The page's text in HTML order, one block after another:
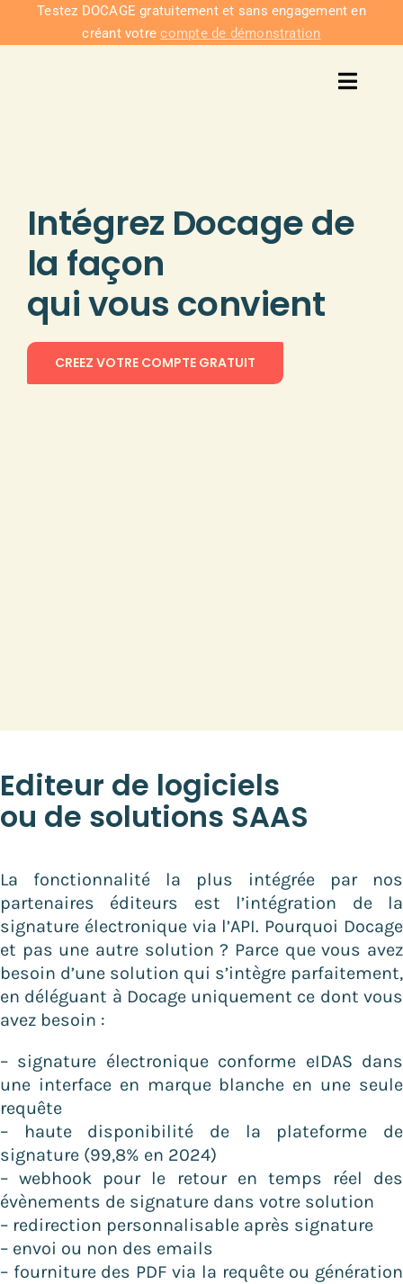
PasserTestez DOCAGE gratuitement et sans engagement en
créant votrecompte de démonstration
Intégrez Docage de
la façon
quivous convient
CREEZ VOTRE COMPTE GRATUIT
Editeur de logiciels
ou de solutions SAAS
La fonctionnalité la plus intégrée par nos
partenaires éditeurs est l’intégration de la
signature électronique via l’API. Pourquoi Docage
et pas une autre solution ? Parce que vous avez
besoin d’une solution qui s’intègre parfaitement,
en déléguant à Docage uniquement ce dont vous
avez besoin :
– signature électronique conforme eIDAS dans
une interface en marque blanche en une seule
requête
– haute disponibilité de la plateforme de
signature (99,8% en 2024)
– webhook pour le retour en temps réel des
évènements de signature dans votre solution
– redirection personnalisable après signature
– envoi ou non des emails
– fourniture des PDF via la requête ou génération